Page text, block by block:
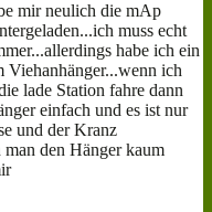
mir neulich die mAp
muss echt
habe ich ein
Viehanhänger...wenn ich
lade Station fahre dann
einfach und es ist nur
und der Kranz
man den Hänger kaum